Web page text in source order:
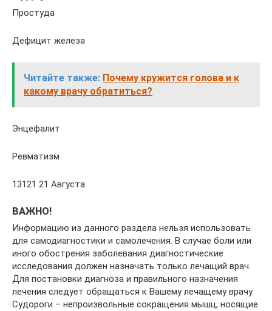
Простуда
Дефицит железа
Читайте также: Почему кружится голова и к
какому врачу обратиться?
Энцефалит
Ревматизм
13121 21 Августа
ВАЖНО!
Информацию из данного раздела нельзя использовать
для самодиагностики и самолечения. В случае боли или
иного обострения заболевания диагностические
исследования должен назначать только лечащий врач.
Для постановки диагноза и правильного назначения
лечения следует обращаться к Вашему лечащему врачу.
Судороги – непроизвольные сокращения мышц, носящие